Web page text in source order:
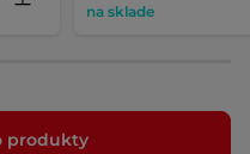
na sklade
produkty